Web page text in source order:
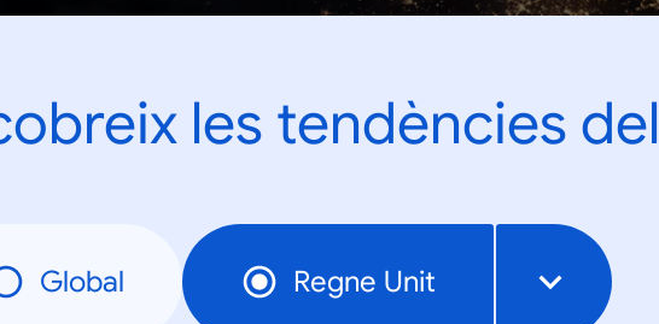
les tendències del
Global Regne Unit